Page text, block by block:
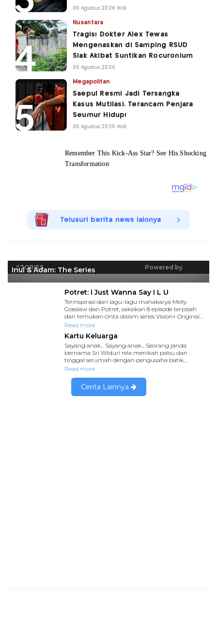
06 Agustus 2026 WIB
Nusantara
Tragis! Dokter Alex Tewas
Mengenaskan di Samping RSUD
Siak Akibat Suntikan Rocuronium
05 Agustus 2026
Megapolitan
Saepul Resmi Jadi Tersangka
Kasus Mutilasi, Terancam Penjara
Seumur Hidup!
06 Agustus 2026 WIB
Telusuri berita news lainnya